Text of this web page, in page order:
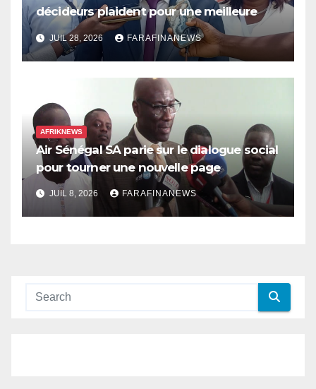
décideurs plaident pour une meilleure
prise en compte de l’économie des soins
en Afrique
JUIL 28, 2026 FARAFINANEWS
AFRIKNEWS
Air Sénégal SA parie sur le dialogue social
pour tourner une nouvelle page
JUIL 8, 2026 FARAFINANEWS